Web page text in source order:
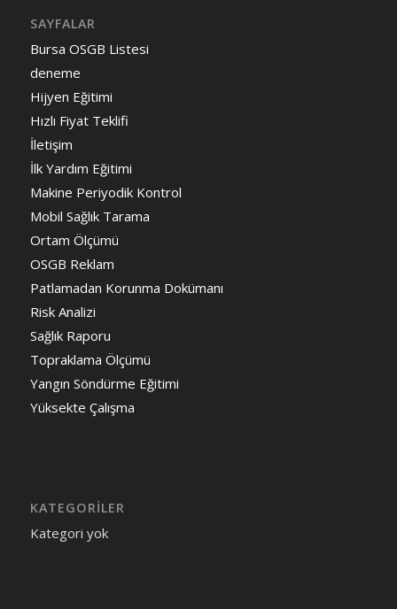
SAYFALAR
Bursa OSGB Listesi
deneme
Hijyen Eğitimi
Hızlı Fiyat Teklifi
İletişim
İlk Yardım Eğitimi
Makine Periyodik Kontrol
Mobil Sağlık Tarama
Ortam Ölçümü
OSGB Reklam
Patlamadan Korunma Dokümanı
Risk Analizi
Sağlık Raporu
Topraklama Ölçümü
Yangın Söndürme Eğitimi
Yüksekte Çalışma
KATEGORILER
Kategori yok